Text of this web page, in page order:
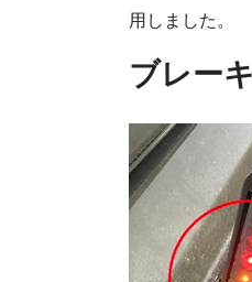
用しました。
ブレー